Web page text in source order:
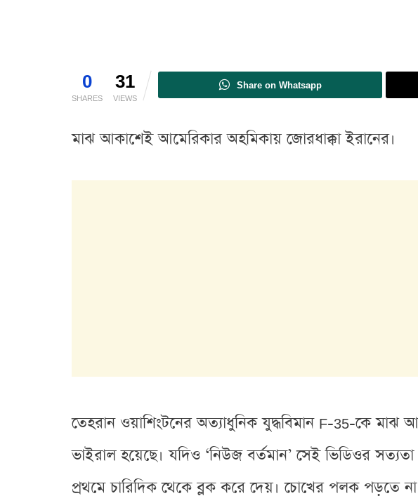
0
SHARES
31
VIEWS
Share on Whatsapp
মাঝ আকাশেই আমেরিকার অহমিকায় জোরধাক্কা ইরানের।
তেহরান ওয়াশিংটনের অত্যাধুনিক যুদ্ধবিমান F-35-কে
ভাইরাল হয়েছে। যদিও ‘নিউজ বর্তমান’ সেই ভিডিওর
প্রথমে চারিদিক থেকে ব্লক করে দেয়। চোখের পলক পড়তে